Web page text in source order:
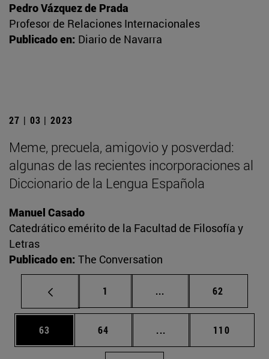
Pedro Vázquez de Prada
Profesor de Relaciones Internacionales
Publicado en: Diario de Navarra
27 | 03 | 2023
Meme, precuela, amigovio y posverdad:
algunas de las recientes incorporaciones al
Diccionario de la Lengua Española
Manuel Casado
Catedrático emérito de la Facultad de Filosofía y
Letras
Publicado en: The Conversation
Página
1 ... Páginas intermedias
Página
62
Página
63 Página
64 ... Páginas intermedias
Página
110